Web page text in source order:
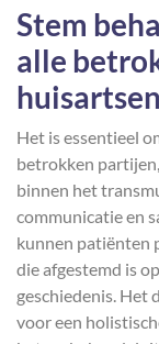
Stem
alle
Het is essentieel
betrokken
binnen het
communicatie en
kunnen patiënten
die afgestemd is
geschiedenis. Het
voor een